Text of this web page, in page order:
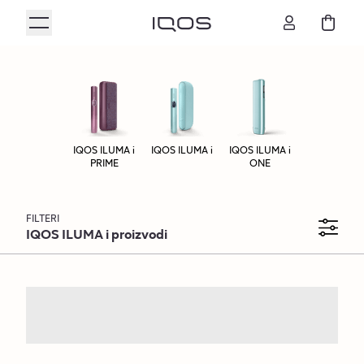
IQOS ILUMA i
PRIME
IQOS ILUMA i
IQOS ILUMA i
ONE
FILTERI
IQOS ILUMA i proizvodi